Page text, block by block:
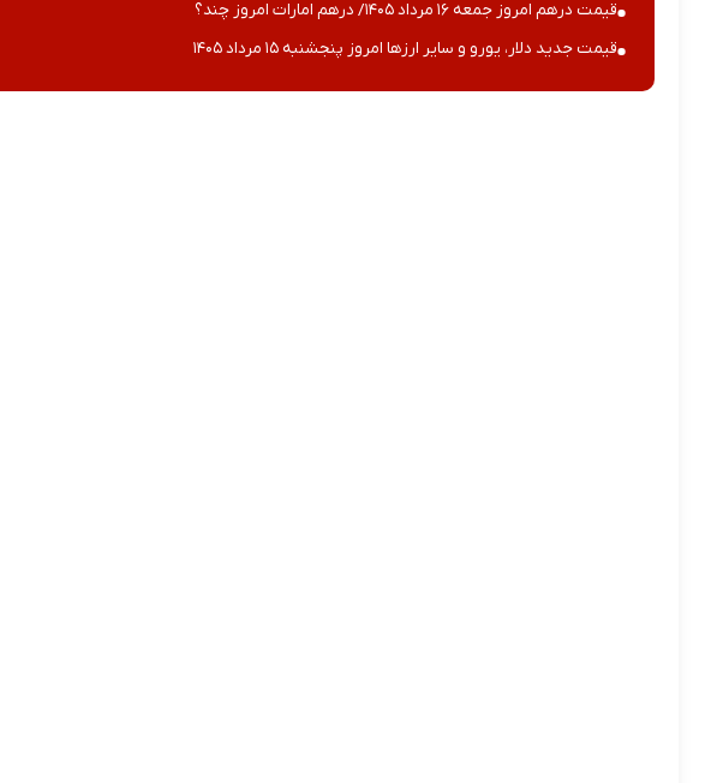
قیمت درهم امروز جمعه ۱۶ مرداد ۱۴۰۵/ درهم امارات امروز چند؟
قیمت جدید دلار، یورو و سایر ارزها امروز پنجشنبه ۱۵ مرداد ۱۴۰۵